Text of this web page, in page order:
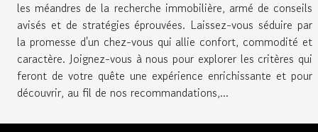
les méandres de la recherche immobilière, armé de conseils
avisés et de stratégies éprouvées. Laissez-vous séduire par
la promesse d'un chez-vous qui allie confort, commodité et
caractère. Joignez-vous à nous pour explorer les critères qui
feront de votre quête une expérience enrichissante et pour
découvrir, au fil de nos recommandations,...